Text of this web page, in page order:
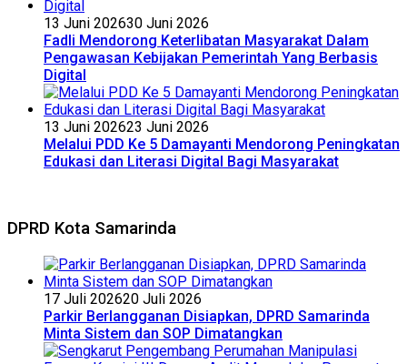
13 Juni 202630 Juni 2026
Fadli Mendorong Keterlibatan Masyarakat Dalam
Pengawasan Kebijakan Pemerintah Yang Berbasis
Digital
13 Juni 202623 Juni 2026
Melalui PDD Ke 5 Damayanti Mendorong Peningkatan
Edukasi dan Literasi Digital Bagi Masyarakat
DPRD Kota Samarinda
17 Juli 202620 Juli 2026
Parkir Berlangganan Disiapkan, DPRD Samarinda
Minta Sistem dan SOP Dimatangkan